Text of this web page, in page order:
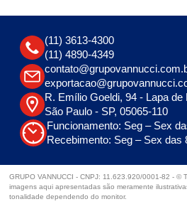
(11) 3613-4300
(11) 4890-4349
R. Emílio Goeldi, 94 - Lapa de
São Paulo - SP, 05065-110
Funcionamento: Seg – Sex
Recebimento: Seg – Sex das
GRUPO VANNUCCI - CNPJ: 11.623.920/0001-82 - ©
imagens aqui apresentadas são meramente
tonalidade dependendo do monitor.